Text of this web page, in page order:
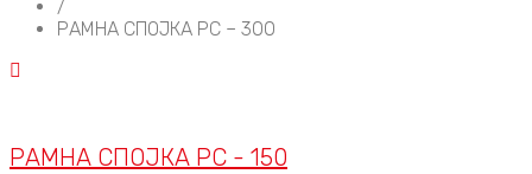
/
РАМНА СПОЈКА РС – 300
РАМНА СПОЈКА РС - 150